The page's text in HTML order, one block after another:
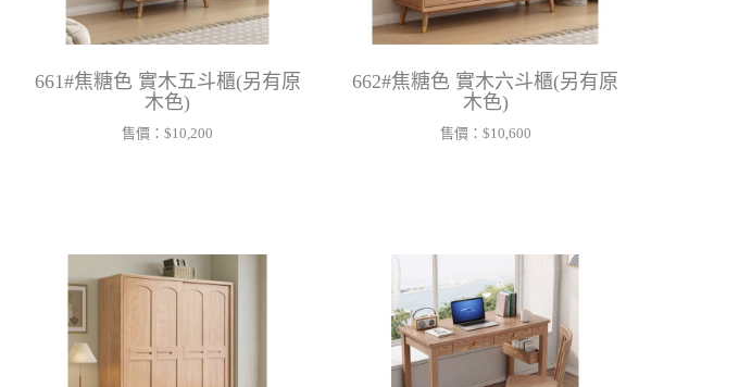
661#焦糖色 實木五斗櫃(另有原
木色)
售價：$10,200
662#焦糖色 實木六斗櫃(另有原
木色)
售價： $10,600